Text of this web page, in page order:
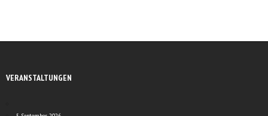
VERANSTALTUNGEN